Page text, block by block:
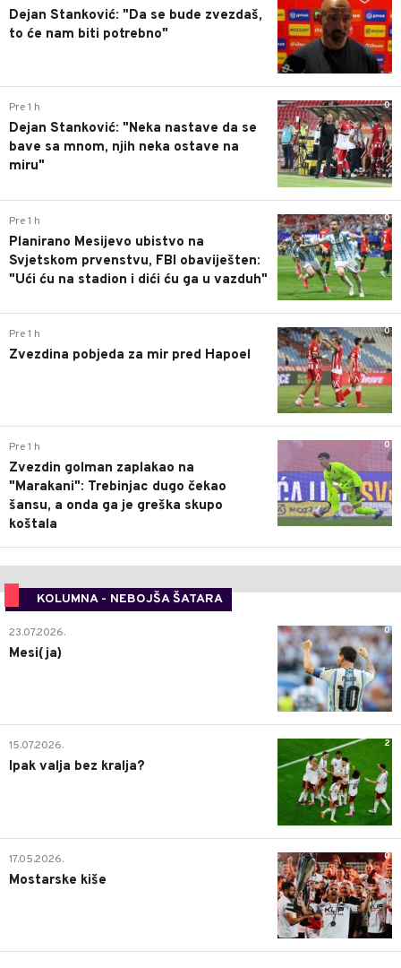
Dejan Stanković: "Da se bude zvezdaš,
to će nam biti potrebno"
0
Pre 1 h
Dejan Stanković: "Neka nastave da se
bave sa mnom, njih neka ostave na
miru"
0
Pre 1 h
Planirano Mesijevo ubistvo na
Svjetskom prvenstvu, FBI obaviješten:
"Ući ću na stadion i dići ću ga u vazduh"
0
Pre 1 h
Zvezdina pobjeda za mir pred Hapoel
0
Pre 1 h
Zvezdin golman zaplakao na
"Marakani": Trebinjac dugo čekao
šansu, a onda ga je greška skupo
koštala
KOLUMNA - NEBOJŠA ŠATARA
0
23.07.2026.
Mesi(ja)
2
15.07.2026.
Ipak valja bez kralja?
0
17.05.2026.
Mostarske kiše